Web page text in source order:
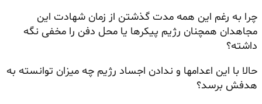
چرا به رغم این همه مدت گذشتن از زمان شهادت این
مجاهدان همچنان رژیم پیکرها یا محل دفن را مخفی نگه
داشته؟
حالا با این اعدامها و ندادن اجساد رژیم چه میزان توانسته به
هدفش برسد؟